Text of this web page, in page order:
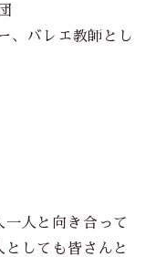
、バレエ教師とし
人と向き合って
しても皆さんと